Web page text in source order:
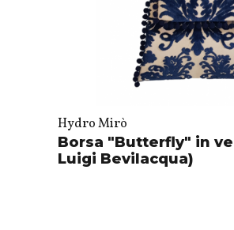
Hydro Mirò
Borsa "Butterfly" in
Luigi Bevilacqua)